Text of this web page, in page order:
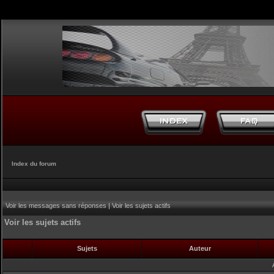
Index du forum
Voir les messages sans réponses|Voir les sujets actifs
Voir les sujets actifs
Sujets Auteur